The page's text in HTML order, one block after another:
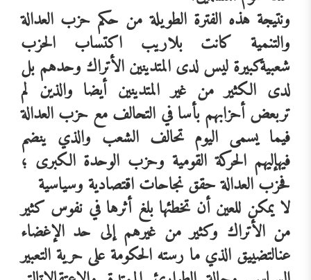
ونتيجة هذه الفترة الطويلة من حكم حزب العدالة
والتنمية كانت بلاريب اكتساب الحزب
شعبيةكبيرةليسلدىالمتدينينالأتراكوحدهمبل
لدى الكثير من غير المتدينين أيضا والذين لم
تربعضأحزابهمبأسافيالتحالفمعحزبالعدالة
فيما يسمى اليوم تحالف الشعب والذي ينضم
فيهإليهم الحركة القومية وحزب الوحدة الكبرى ؛
فحزبالعدالةحققنجاحاتاقتصاديةوسياسية
لايمكن للعينأن تخطئهابلغأثرهافي نفوسكثير
من الأتراك وكثير من غيرهم إلى حد الإغضاء
عنالتضييقالذيما رستهالحكومةعلىحريةالتعبير